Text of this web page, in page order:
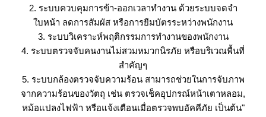
2. ระบบควบคุมการข้า-ออกเวลาทำงาน ด้วยระบบจดจำ
ใบหน้า ลดการสัมผัส หรือการยืมบัตรระหว่างพนักงาน
3. ระบบวิเคราะห์พฤติกรรมการทำงานของพนักงาน
4. ระบบตรวจจับคนงานไม่สวมหมวกนิรภัย หรือบริเวณพื้นที่
สำคัญๆ
5. ระบบกล้องตรวจจับความร้อน สามารถช่วยในการจับภาพ
จากความร้อนของวัตถุ เช่น ตรวจเช็คอุปกรณ์หน้าเตาหลอม,
หม้อแปลงไฟฟ้า หรือแจ้งเตือนเมื่อตรวจพบอัคคีภัย เป็นต้น"